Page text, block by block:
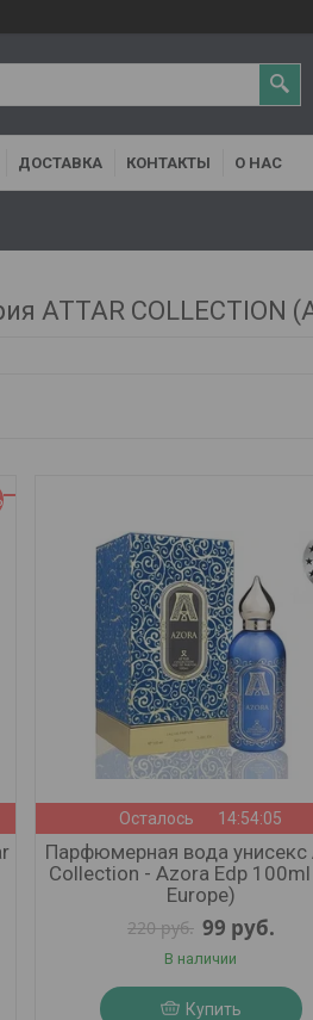
ДОСТАВКА КОНТАКТЫ О НАС
ATTAR COLLECTION
Осталось 14:54:03
Парфюмерная вода унисекс
Collection - Azora Edp
Europe)
220руб. 99 руб.
В наличии
Купить